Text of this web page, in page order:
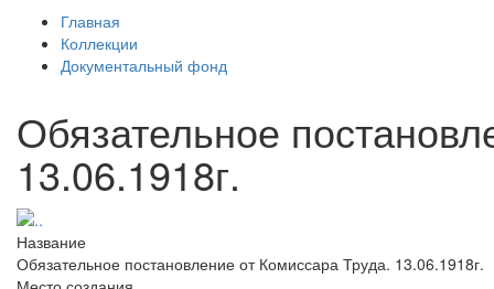
Главная
Коллекции
Документальный фонд
Обязательное
13.06.1918г.
Название
Обязательное постановление от Комиссара Труда. 13.06.1918г.